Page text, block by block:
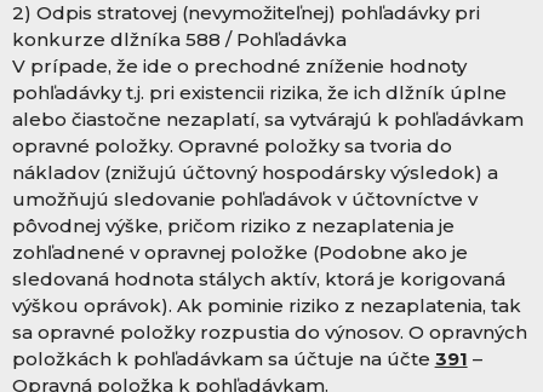
2) Odpis stratovej (nevymožiteľnej) pohľadávky pri
konkurze dlžníka 588 / Pohľadávka
V prípade, že ide o prechodné zníženie hodnoty
pohľadávky t.j. pri existencii rizika, že ich dlžník úplne
alebo čiastočne nezaplatí, sa vytvárajú k pohľadávkam
opravné položky. Opravné položky sa tvoria do
nákladov (znižujú účtovný hospodársky výsledok) a
umožňujú sledovanie pohľadávok v účtovníctve v
pôvodnej výške, pričom riziko z nezaplatenia je
zohľadnené v opravnej položke (Podobne ako je
sledovaná hodnota stálych aktív, ktorá je korigovaná
výškou oprávok). Ak pominie riziko z nezaplatenia, tak
sa opravné položky rozpustia do výnosov. O opravných
položkách k pohľadávkam sa účtuje na účte 391 –
Opravná položka k pohľadávkam.